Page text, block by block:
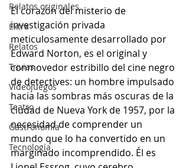
Relatos originales
Extra
Relatos
Trivias
Videojuegos
Teatro
Gastronomía
Tecnología
El corazón del misterio de
investigación privada
meticulosamente desarrollado por
Edward Norton, es el original y
conmovedor estribillo del cine negro
de detectives: un hombre impulsado
hacia las sombras más oscuras de la
ciudad de Nueva York de 1957, por la
necesidad de comprender un
mundo que lo ha convertido en un
marginado incomprendido. Él es